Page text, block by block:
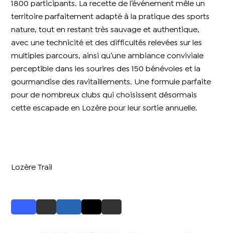
1800 participants. La recette de l’événement mêle un
territoire parfaitement adapté à la pratique des sports
nature, tout en restant très sauvage et authentique,
avec une technicité et des difficultés relevées sur les
multiples parcours, ainsi qu’une ambiance conviviale
perceptible dans les sourires des 150 bénévoles et la
gourmandise des ravitaillements. Une formule parfaite
pour de nombreux clubs qui choisissent désormais
cette escapade en Lozère pour leur sortie annuelle.
Lozère Trail